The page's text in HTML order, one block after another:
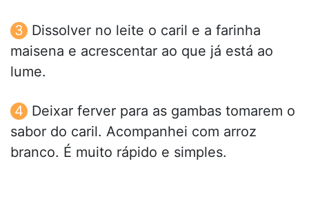
Dissolver no leite o caril e a farinha
maisena e acrescentar ao que já está ao
lume.
Deixar ferver para as gambas tomarem o
sabor do caril. Acompanhei com arroz
branco. É muito rápido e simples.